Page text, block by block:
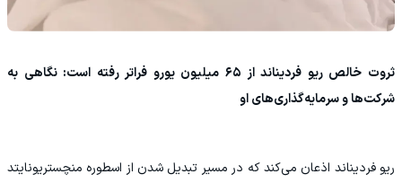
ثروت خالص ریو فردیناند از ۶۵ میلیون یورو فراتر رفته است: نگاهی به
شرکت‌ها و سرمایه‌گذاری‌های او
ریو فردیناند اذعان می‌کند که در مسیر تبدیل شدن از اسطوره منچستریونایتد